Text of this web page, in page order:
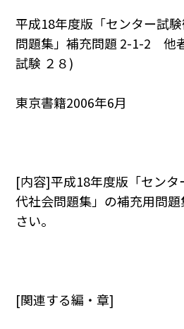
平成18年度版「センター試
問題集」補充問題 2-1-2 他
試験 ２８)
東京書籍2006年6月
[内容]平成18年度版「セン
代社会問題集」の補充用問
さい。
[関連する編・章]